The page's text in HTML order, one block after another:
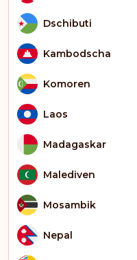
Dschibuti
Kambodscha
Komoren
Laos
Madagaskar
Malediven
Mosambik
Nepal